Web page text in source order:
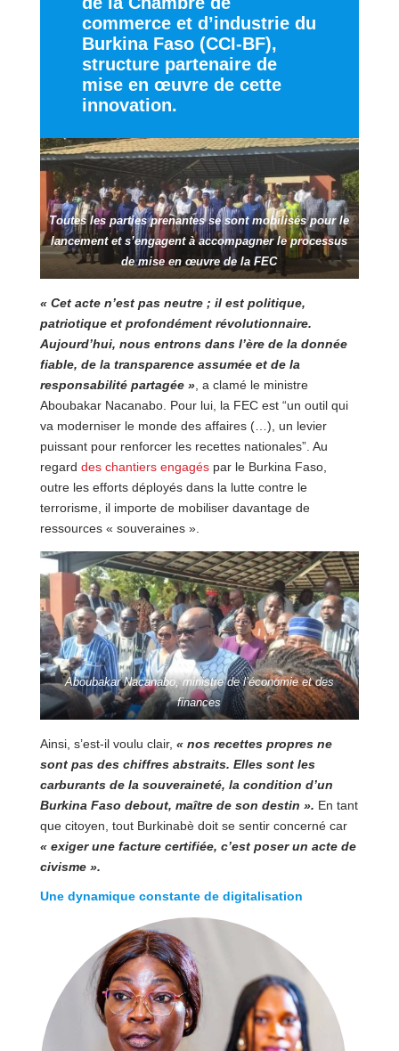
commerce et d’industrie du
Burkina Faso (CCI-BF),
structure partenaire de
mise en œuvre de cette
innovation.
Toutes les parties prenantes se sont mobilisés pour le
lancement et s’engagent à accompagner le processus
de mise en œuvre de la FEC
« Cet acte n’est pas neutre ; il est politique,
patriotique et profondément révolutionnaire.
Aujourd’hui, nous entrons dans l’ère de la donnée
fiable, de la transparence assumée et de la
responsabilité partagée », a clamé le ministre
Aboubakar Nacanabo. Pour lui, la FEC est “un outil qui
va moderniser le monde des affaires (…), un levier
puissant pour renforcer les recettes nationales”. Au
regard des chantiers engagés par le Burkina Faso,
outre les efforts déployés dans la lutte contre le
terrorisme, il importe de mobiliser davantage de
ressources « souveraines ».
Aboubakar Nacanabo, ministre de l’économie et des
finances
Ainsi, s’est-il voulu clair, « nos recettes propres ne
sont pas des chiffres abstraits. Elles sont les
carburants de la souveraineté, la condition d’un
Burkina Faso debout, maître de son destin ». En tant
que citoyen, tout Burkinabè doit se sentir concerné car
« exiger une facture certifiée, c’est poser un acte de
civisme ».
Une dynamique constante de digitalisation